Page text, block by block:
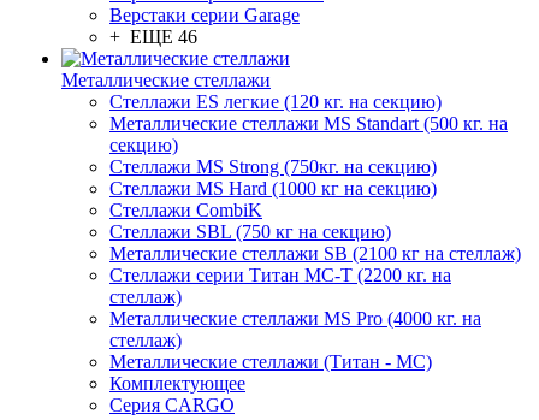
Верстаки серии Garage
+ ЕЩЕ 46
Металлические стеллажи
Стеллажи ES легкие (120 кг. на секцию)
Металлические стеллажи MS Standart (500 кг. на
секцию)
Стеллажи MS Strong (750кг. на секцию)
Стеллажи MS Hard (1000 кг на секцию)
Стеллажи CombiK
Стеллажи SBL (750 кг на секцию)
Металлические стеллажи SB (2100 кг на стеллаж)
Стеллажи серии Титан МС-Т (2200 кг. на
стеллаж)
Металлические стеллажи MS Pro (4000 кг. на
стеллаж)
Металлические стеллажи (Титан - МС)
Комплектующее
Серия CARGO